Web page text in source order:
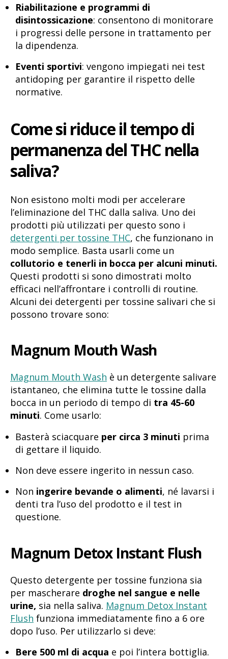
Riabilitazione e programmi di
disintossicazione: consentono di monitorare
i progressi delle persone in trattamento per
la dipendenza.
Eventi sportivi: vengono impiegati nei test
antidoping per garantire il rispetto delle
normative.
Come si riduce il tempo di
permanenza del THC nella
saliva?
Non esistono molti modi per accelerare
l’eliminazione del THC dalla saliva. Uno dei
prodotti più utilizzati per questo sono i
detergenti per tossine THC, che funzionano in
modo semplice. Basta usarli come un
collutorio e tenerli in bocca per alcuni minuti.
Questi prodotti si sono dimostrati molto
efficaci nell’affrontare i controlli di routine.
Alcuni dei detergenti per tossine salivari che si
possono trovare sono:
Magnum Mouth Wash
Magnum Mouth Wash è un detergente salivare
istantaneo, che elimina tutte le tossine dalla
bocca in un periodo di tempo di tra 45-60
minuti. Come usarlo:
Basterà sciacquare per circa 3 minuti prima
di gettare il liquido.
Non deve essere ingerito in nessun caso.
Non ingerire bevande o alimenti, né lavarsi i
denti tra l’uso del prodotto e il test in
questione.
Magnum Detox Instant Flush
Questo detergente per tossine funziona sia
per mascherare droghe nel sangue e nelle
urine, sia nella saliva. Magnum Detox Instant
Flush funziona immediatamente fino a 6 ore
dopo l’uso. Per utilizzarlo si deve:
Bere 500 ml di acqua e poi l’intera bottiglia.